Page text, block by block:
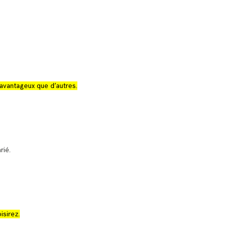
que d’autres.